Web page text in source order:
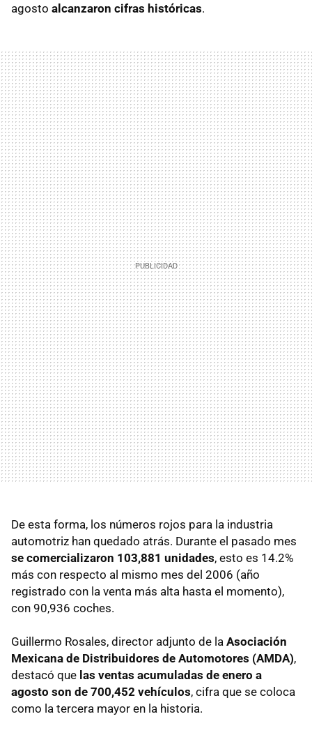
agosto alcanzaron cifras históricas.
De esta forma, los números rojos para la industria
automotriz han quedado atrás. Durante el pasado mes
se comercializaron 103,881 unidades, esto es 14.2%
más con respecto al mismo mes del 2006 (año
registrado con la venta más alta hasta el momento),
con 90,936 coches.
Guillermo Rosales, director adjunto de la Asociación
Mexicana de Distribuidores de Automotores (AMDA),
destacó que las ventas acumuladas de enero a
agosto son de 700,452 vehículos, cifra que se coloca
como la tercera mayor en la historia.